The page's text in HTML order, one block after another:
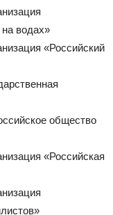
водах»
«Российский
общество
«Российская